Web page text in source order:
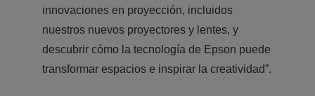
innovaciones en proyección, incluidos
nuestros nuevos proyectores y lentes, y
descubrir cómo la tecnología de Epson puede
transformar espacios e inspirar la creatividad”.